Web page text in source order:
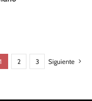
1 2 3 Siguiente